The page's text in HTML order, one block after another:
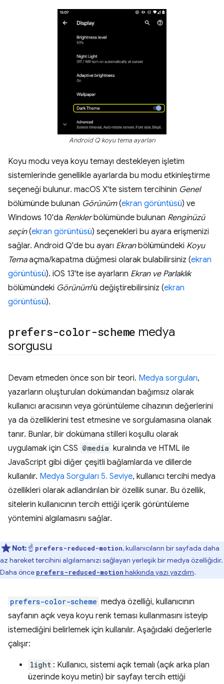
Android Q koyu tema ayarları
Koyu modu veya koyu temayı destekleyen işletim
sistemlerinde genellikle ayarlarda bu modu etkinleştirme
seçeneği bulunur. macOS X'te sistem tercihinin Genel
bölümünde bulunan Görünüm(ekran görüntüsü) ve
Windows 10'da Renklerbölümünde bulunan Renginüzü
seçin(ekran görüntüsü) seçenekleri bu ayara erişmenizi
sağlar. Android Q'de bu ayarı Ekranbölümündeki Koyu
Temaaçma/kapatma düğmesi olarak bulabilirsiniz (ekran
görüntüsü). iOS 13'te ise ayarların Ekran ve Parlaklık
bölümündeki Görünüm'ü değiştirebilirsiniz (ekran
görüntüsü).
prefers-color-scheme medya
sorgusu
Devam etmeden önce son bir teori. Medya sorguları,
yazarların oluşturulan dokümandan bağımsız olarak
kullanıcı aracısının veya görüntüleme cihazının değerlerini
ya da özelliklerini test etmesine ve sorgulamasına olanak
tanır. Bunlar, bir dokümana stilleri koşullu olarak
uygulamak için CSS @media kuralında ve HTML ile
JavaScript gibi diğer çeşitli bağlamlarda ve dillerde
kullanılır. Medya Sorguları 5. Seviye, kullanıcı tercihi medya
özellikleri olarak adlandırılan bir özellik sunar. Bu özellik,
sitelerin kullanıcının tercih ettiği içerik görüntüleme
yöntemini algılamasını sağlar.
Not: ☝️ prefers-reduced-motion, kullanıcıların bir sayfada daha
az hareket tercihini algılamanızı sağlayan yerleşik bir medya özelliğidir.
Daha önce prefers-reduced-motion hakkında yazı yazdım.
prefers-color-scheme medya özelliği, kullanıcının
sayfanın açık veya koyu renk teması kullanmasını isteyip
istemediğini belirlemek için kullanılır. Aşağıdaki değerlerle
çalışır:
light : Kullanıcı, sistemi açık temalı (açık arka plan
üzerinde koyu metin) bir sayfayı tercih ettiği